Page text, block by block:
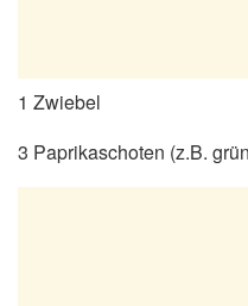
1 Zwiebel
3 Paprikaschoten (z.B.